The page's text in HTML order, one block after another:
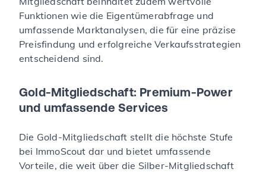
Funktionen wie die Eigentümerabfrage und
umfassende Marktanalysen, die für eine präzise
Preisfindung und erfolgreiche Verkaufsstrategien
entscheidend sind.
Gold-Mitgliedschaft: Premium-Power
und umfassende Services
Die Gold-Mitgliedschaft stellt die höchste Stufe
bei ImmoScout dar und bietet umfassende
Vorteile, die weit über die Silber-Mitgliedschaft